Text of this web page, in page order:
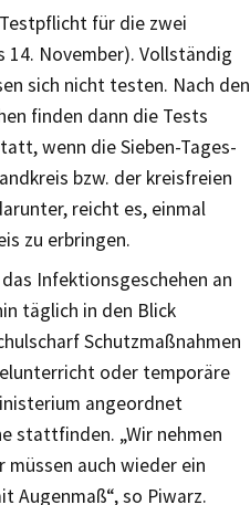
für die zwei
14. November). Vollständig
sich nicht testen. Nach den
finden dann die Tests
wenn die Sieben-Tages-
bzw. der kreisfreien
reicht es, einmal
zu erbringen.
Infektionsgeschehen an
täglich in den Blick
Schutzmaßnahmen
oder temporäre
angeordnet
stattfinden. „Wir nehmen
auch wieder ein
Augenmaß“, so Piwarz.